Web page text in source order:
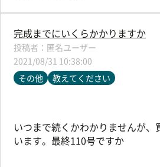
完成までにいくらかかりますか
匿名ユーザー
2021/08/31 10:38:00
その他 教えてください
いつまで続くかわかりませんが、
います。最終110号ですか